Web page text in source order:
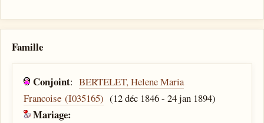
Famille
Conjoint:BERTELET, Helene Maria
Francoise (I035165) (12 déc 1846 - 24 jan 1894)
Mariage: